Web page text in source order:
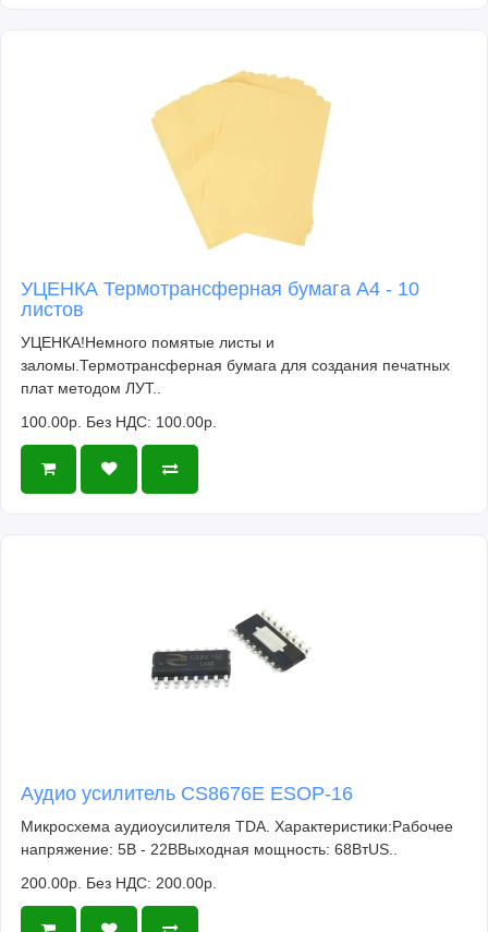
УЦЕНКА Термотрансферная бумага А4 - 10
листов
УЦЕНКА!Немного помятые листы и
заломы.Термотрансферная бумага для создания печатных
плат методом ЛУТ..
100.00р. Без НДС: 100.00р.
Аудио усилитель CS8676E ESOP-16
Микросхема аудиоусилителя TDA. Характеристики:Рабочее
напряжение: 5В - 22ВВыходная мощность: 68ВтUS..
200.00р. Без НДС: 200.00р.